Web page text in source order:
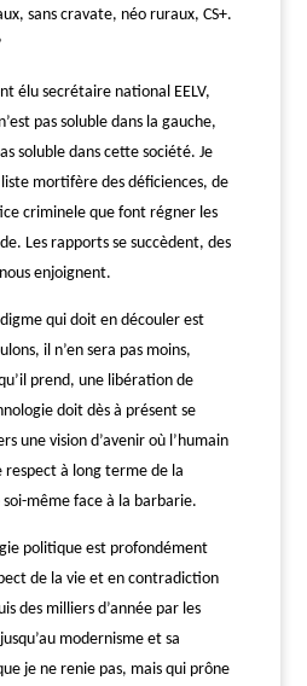
sans cravate, néo ruraux, CS+.
élu secrétaire national EELV,
pas soluble dans la gauche,
soluble dans cette société. Je
mortifèredes déficiences, de
criminele que font régner les
Les rapports se succèdent, des
enjoignent.
qui doit en découler est
il n’en sera pas moins,
prend, une libération de
doit dès à présent se
une vision d’avenir où l’humain
respect à long terme de la
même face à la barbarie.
politique est profondément
de la vie et en contradiction
des milliers d’année par les
modernismeet sa
je ne renie pas, mais qui prône